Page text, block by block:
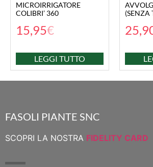
MICROIRRIGATORE
COLIBRI’ 360
15,95€
LEGGI TUTTO
(SENZA
FASOLI PIANTE SNC
SCOPRI LA NOSTRA FIDELITY CARD